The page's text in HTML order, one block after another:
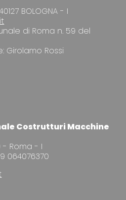
BOLOGNA - I
di Roma n. 59 del
Girolamo Rossi
Costrutturi Macchine
- Roma - I
064076370